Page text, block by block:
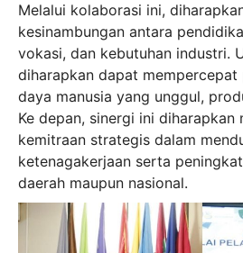
Melalui kolaborasi ini,
kesinambungan antara
vokasi, dan kebutuhan industri.
diharapkan dapat mempercepat
daya manusia yang unggul,
Ke depan, sinergi ini diharapkan
kemitraan strategis dalam
ketenagakerjaan serta
daerah maupun nasional.